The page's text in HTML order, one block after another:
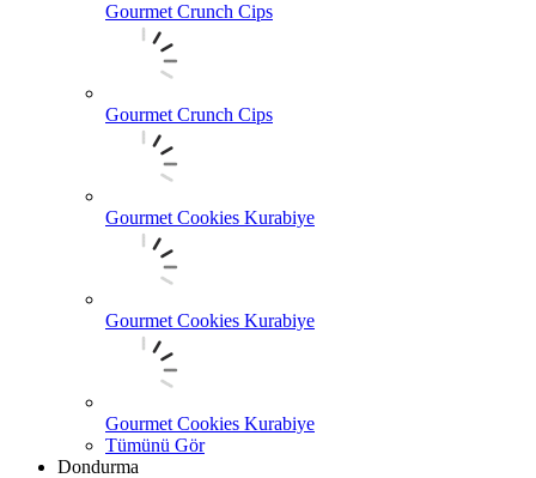
Gourmet Crunch Cips
Gourmet Crunch Cips
Gourmet Cookies Kurabiye
Gourmet Cookies Kurabiye
Gourmet Cookies Kurabiye
Tümünü Gör
Dondurma